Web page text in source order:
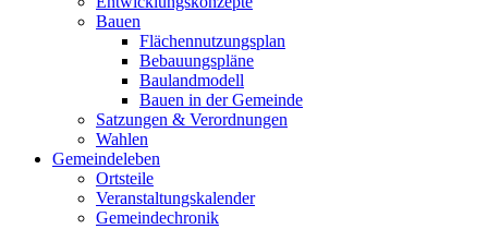
Bauen
Flächennutzungsplan
Bebauungspläne
Baulandmodell
Bauen in der Gemeinde
Satzungen & Verordnungen
Wahlen
Gemeindeleben
Ortsteile
Veranstaltungskalender
Gemeindechronik